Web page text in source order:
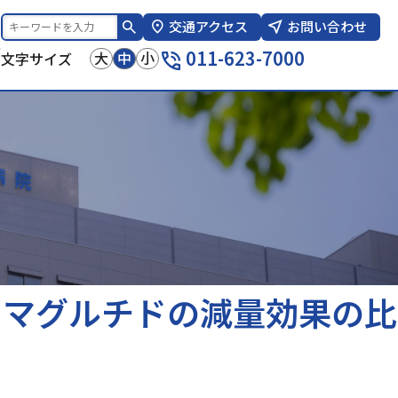
交通アクセス お問い合わせ
文字サイズ 大 中 小 011-623-7000
グルチドの減量効果の比